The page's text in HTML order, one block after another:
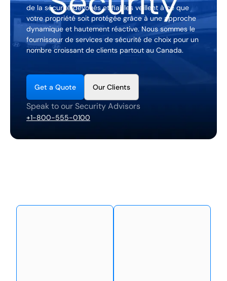
FR
+1(888) 99 1-2 622
de la sécurité dévoués et fiables veillent à ce que
votre propriété soit protégée grâce à une approche
dynamique et hautement réactive. Nous sommes le
fournisseur de services de sécurité de choix pour un
nombre croissant de clients partout au Canada.
Get a Quote Our Clients
Speak to our Security Advisors
+1-800-555-0100